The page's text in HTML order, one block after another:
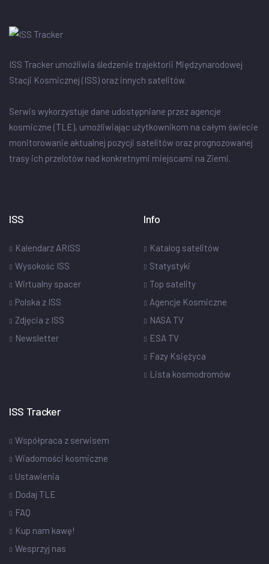
ISS Tracker umożliwia śledzenie trajektorii Międzynarodowej
Stacji Kosmicznej (ISS) oraz innych satelitów.
Serwis wykorzystuje dane udostępniane przez agencje
kosmiczne (TLE), umożliwiając użytkownikom na całym świecie
monitorowanie aktualnej pozycji satelitów oraz prognozowanej
trasy ich przelotów nad konkretnymi miejscami na Ziemi.
ISS
Kalendarz ARISS
Wysokość ISS
Wirtualny spacer
Polska z ISS
Zdjęcia z ISS
Newsletter
Info
Katalog satelitów
Statystyki
Top satelity
Agencje Kosmiczne
NASA TV
ESA TV
Fazy Księżyca
Lista kosmodromów
ISS Tracker
Współpraca z serwisem
Wiadomości kosmiczne
Ustawienia
Dodaj TLE
FAQ
Kup nam kawę!
Wesprzyj nas